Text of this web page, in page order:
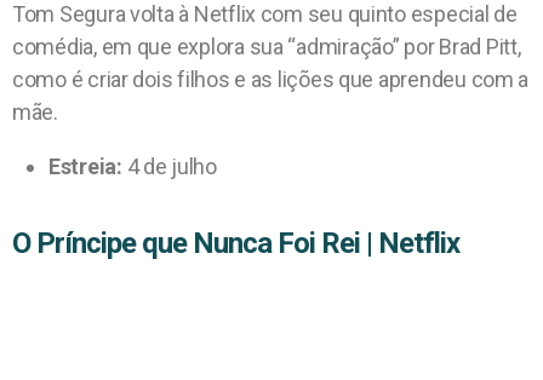
Tom Segura volta à Netflix com seu quinto especial de
comédia, em que explora sua “admiração” por Brad Pitt,
como é criar dois filhos e as lições que aprendeu com a
mãe.
Estreia: 4 de julho
O Príncipe que Nunca Foi Rei | Netflix